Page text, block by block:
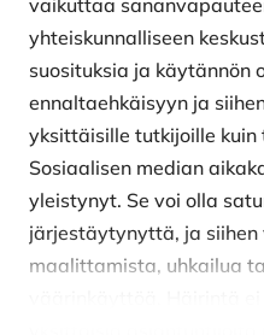
vaikuttaa
yhteiskunnalliseen
suosituksia ja käytännön
ennaltaehkäisyyn ja
yksittäisille tutkijoille
Sosiaalisen median
yleistynyt. Se voi olla
järjestäytynyttä, ja siihen
maalittamista, uhkailua